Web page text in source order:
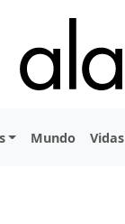
Mundo Vidas